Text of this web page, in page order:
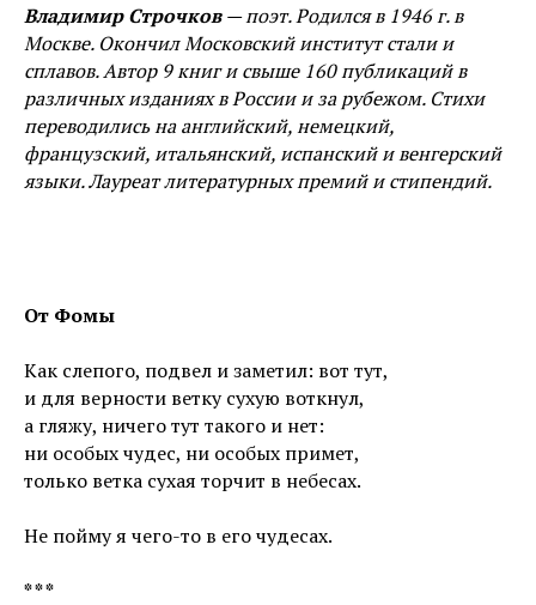
Владимир Строчков— поэт. Родился в 1946 г. в
Москве. Окончил Московский институт стали и
сплавов. Автор 9 книг и свыше 160 публикаций в
различных изданиях в России и за рубежом. Стихи
переводились на английский, немецкий,
французский, итальянский, испанский и венгерский
языки. Лауреат литературных премий и стипендий.
От Фомы
Как слепого, подвел и заметил: вот тут,
и для верности ветку сухую воткнул,
а гляжу, ничего тут такого и нет:
ни особых чудес, ни особых примет,
только ветка сухая торчит в небесах.
Не пойму я чего-то в его чудесах.
* * *